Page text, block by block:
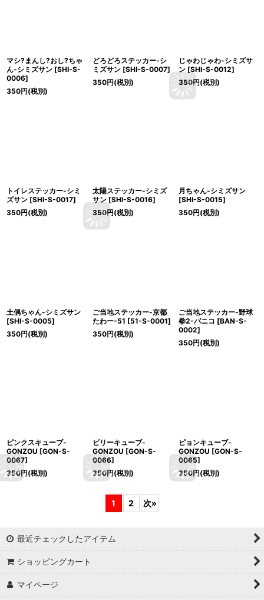
マシ?まんし?おし?ちゃ
ん-シミズサン [SHI-S-
0006]
350円(税別)
どろどろステッカー-シ
ミズサン [SHI-S-0007]
350円(税別)
じゃわじゃわ-シミズサ
ン [SHI-S-0012]
350円(税別)
トイレステッカー-シミ
ズサン [SHI-S-0017]
350円(税別)
太陽ステッカー-シミズ
サン [SHI-S-0016]
350円(税別)
月ちゃん-シミズサン
[SHI-S-0015]
350円(税別)
土偶ちゃん-シミズサン
[SHI-S-0005]
350円(税別)
ご当地ステッカー-京都
たわー-51 [51-S-0001]
350円(税別)
ご当地ステッカー-野球
拳2-バニコ [BAN-S-
0002]
350円(税別)
ピンクスキューブ-
GONZOU [GON-S-
0067]
350円(税別)
ビリーキューブ-
GONZOU [GON-S-
0066]
350円(税別)
ピョンキューブ-
GONZOU [GON-S-
0065]
350円(税別)
1 2 次»
最近チェックしたアイテム
ショッピングカート
マイページ